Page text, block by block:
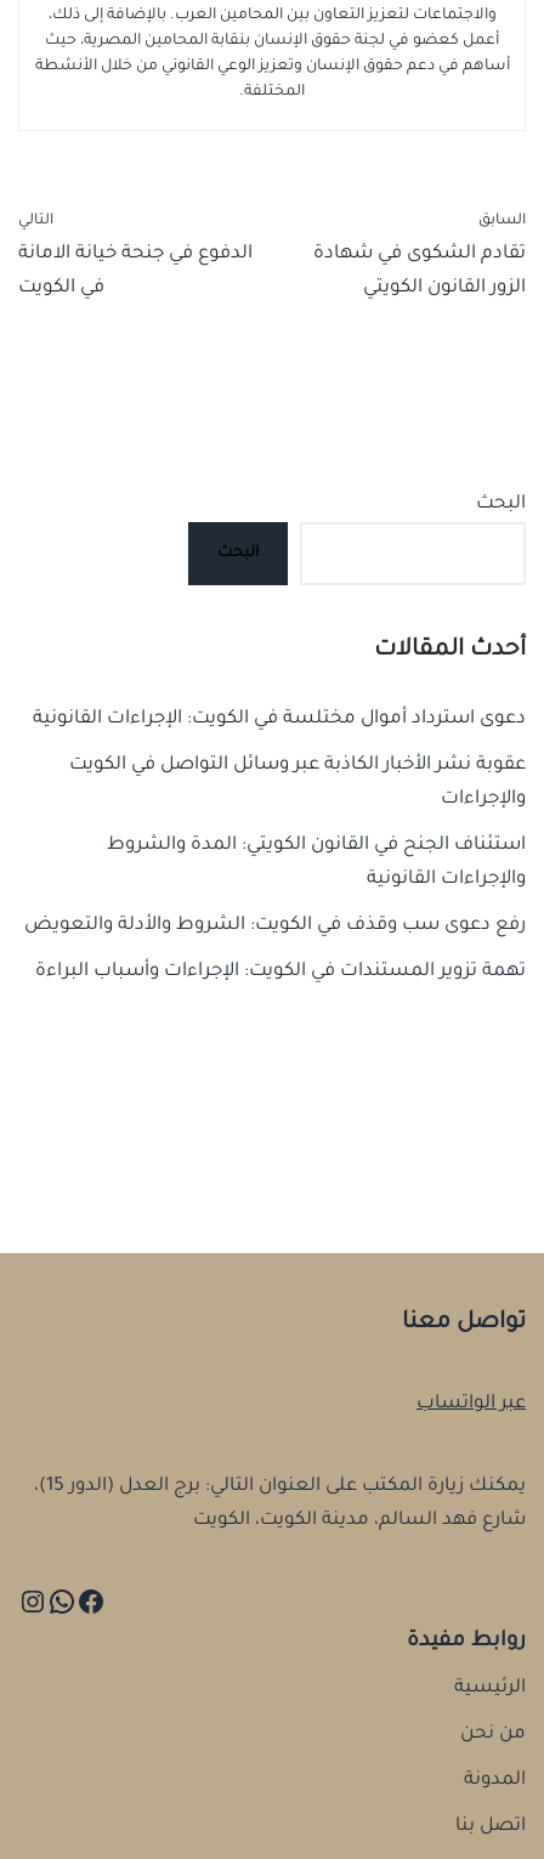
والاجتماعات لتعزيز التعاون بين المحامين العرب. بالإضافة إلى ذلك،
أعمل كعضو في لجنة حقوق الإنسان بنقابة المحامين المصرية، حيث
أساهم في دعم حقوق الإنسان وتعزيز الوعي القانوني من خلال الأنشطة
المختلفة.
السابق
تقادم الشكوى في شهادة
الزور القانون الكويتي
التالي
الدفوع في جنحة خيانة الامانة
في الكويت
البحث
البحث
أحدث المقالات
دعوى استرداد أموال مختلسة في الكويت: الإجراءات القانونية
عقوبة نشر الأخبار الكاذبة عبر وسائل التواصل في الكويت
والإجراءات
استئناف الجنح في القانون الكويتي: المدة والشروط
والإجراءات القانونية
رفع دعوى سب وقذف في الكويت: الشروط والأدلة والتعويض
تهمة تزوير المستندات في الكويت: الإجراءات وأسباب البراءة
تواصل معنا
عبر الواتساب
يمكنك زيارة المكتب على العنوان التالي: برج العدل (الدور 15)،
شارع فهد السالم، مدينة الكويت، الكويت
روابط مفيدة
الرئيسية
من نحن
المدونة
اتصل بنا